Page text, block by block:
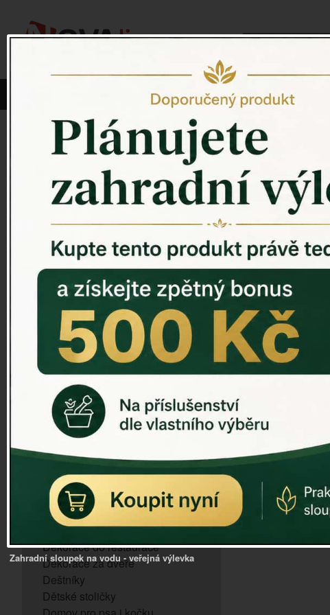
Vyberte si kategorii: NOVINKY
PÍTKO PRO PTÁKY
ZAHRADNÍ SOCHY
ZAHRADNÍ UMYVADLA
PTAČÍ BUDKY
Litinové škrabáky na boty
DEKORACE NA HROB
RETRO KONZOLE
Domovní čísla - litina
DEKORACE NA ZEĎ
ZVONKOHRA
ZVONY A ZVONKY
PTAČÍ KRMÍTKA
SLUNEČNÍ HODINY
Dózy na brambory a zeleninu
VÝPRODEJ - poslední kusy
Andělé, něžné sošky
Aroma lampy
Buddha soška
BUDKY PRO SÝKORKY
Budky pro vrabce
Bytový textil
Dárky pro muže
Dekorace do bytu
Dekorace do restaurace
Dekorace za dveře
Deštníky
Dětské stoličky
Venkovský domov
Zahradní sloupek na vodu - veřejná výlevka